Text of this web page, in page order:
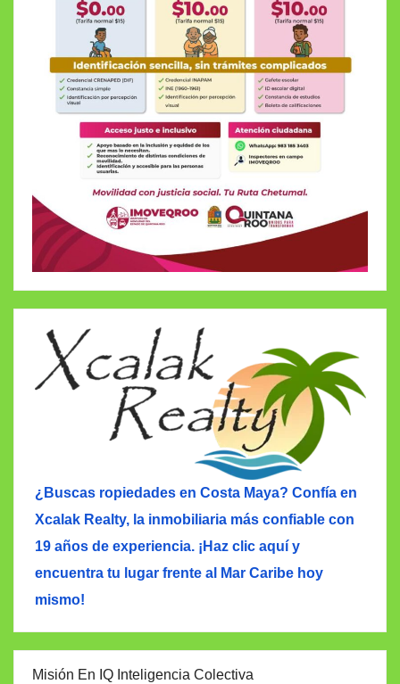
¿Buscas ropiedades en Costa Maya? Confía en
Xcalak Realty, la inmobiliaria más confiable con
19 años de experiencia. ¡Haz clic aquí y
encuentra tu lugar frente al Mar Caribe hoy
mismo!
Misión En IQ Inteligencia Colectiva